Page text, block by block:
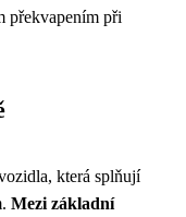
překvapením při
která splňují
Mezi základní